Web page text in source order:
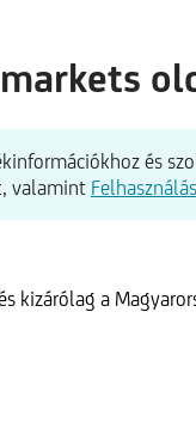
és
valamint
kizárólag a